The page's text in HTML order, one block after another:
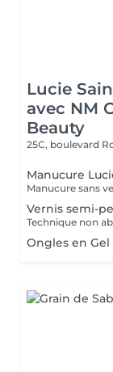
Lucie
avec NM
Beauty
25C, boulevard
Manucure
Vernis semi-
Ongles en Gel